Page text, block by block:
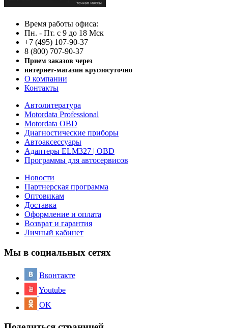
Время работы офиса:
Пн. - Пт. с 9 до 18 Мск
+7 (495) 107-90-37
8 (800) 707-90-37
Прием заказов через
интернет-магазин круглосуточно
О компании
Контакты
Автолитература
Motordata Professional
Motordata OBD
Диагностические приборы
Автоаксессуары
Адаптеры ELM327 | OBD
Программы для автосервисов
Новости
Партнерская программа
Оптовикам
Доставка
Оформление и оплата
Возврат и гарантия
Личный кабинет
Мы в социальных сетях
Вконтакте
Youtube
OK